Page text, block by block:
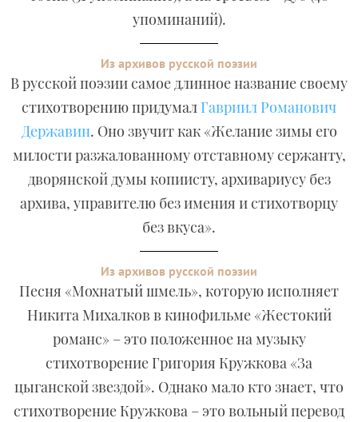
упоминаний).
Из архивов русской поэзии
В русской поэзии самое длинное название своему
стихотворению придумал Гавриил Романович
Державин. Оно звучит как «Желание зимы его
милости разжалованному отставному сержанту,
дворянской думы копиисту, архивариусу без
архива, управителю без имения и стихотворцу
без вкуса».
Из архивов русской поэзии
Песня «Мохнатый шмель», которую исполняет
Никита Михалков в кинофильме «Жестокий
романс» – это положенное на музыку
стихотворение Григория Кружкова «За
цыганской звездой». Однако мало кто знает, что
стихотворение Кружкова – это вольный перевод